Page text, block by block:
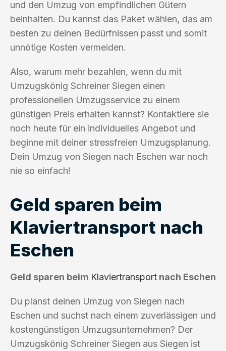
und den Umzug von empfindlichen Gütern
beinhalten. Du kannst das Paket wählen, das am
besten zu deinen Bedürfnissen passt und somit
unnötige Kosten vermeiden.
Also, warum mehr bezahlen, wenn du mit
Umzugskönig Schreiner Siegen einen
professionellen Umzugsservice zu einem
günstigen Preis erhalten kannst? Kontaktiere sie
noch heute für ein individuelles Angebot und
beginne mit deiner stressfreien Umzugsplanung.
Dein Umzug von Siegen nach Eschen war noch
nie so einfach!
Geld sparen beim
Klaviertransport nach
Eschen
Geld sparen beim Klaviertransport nach Eschen
Du planst deinen Umzug von Siegen nach
Eschen und suchst nach einem zuverlässigen und
kostengünstigen Umzugsunternehmen? Der
Umzugskönig Schreiner Siegen aus Siegen ist